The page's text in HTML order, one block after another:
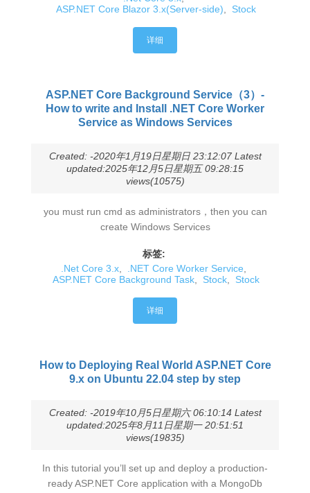
ASP.NET Core Blazor 3.x(Server-side)
Stock
详细
ASP.NET Core Background Service（3）-
How to write and Install .NET Core Worker
Service as Windows Services
Created: -2020年1月19日星期日 23:12:07 Latest
updated:2025年12月5日星期五 09:28:15
views(10575)
you must run cmd as administrators，then you can
create Windows Services
标签:
.Net Core 3.x, .NET Core Worker Service
ASP.NET Core Background Task
Stock Stock
详细
How to Deploying Real World ASP.NET Core
9.x on Ubuntu 22.04 step by step
Created: -2019年10月5日星期六 06:10:14 Latest
updated:2025年8月11日星期一 20:51:51
views(19835)
In this tutorial you’ll set up and deploy a production-
ready ASP.NET Core application with a MongoDb